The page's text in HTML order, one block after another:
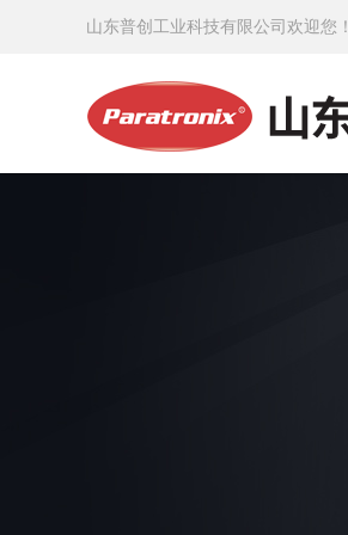
山东普创工业科技有限公司欢迎您！